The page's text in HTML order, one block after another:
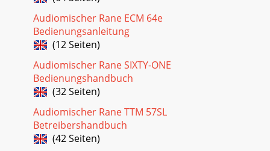
Audiomischer Rane ECM 64e
Bedienungsanleitung
(12 Seiten)
Audiomischer Rane SIXTY-ONE
Bedienungshandbuch
(32 Seiten)
Audiomischer Rane TTM 57SL
Betreibershandbuch
(42 Seiten)